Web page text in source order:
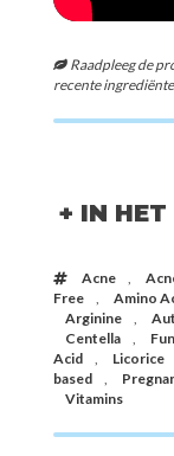
Raadpleeg de
recente
+ IN HET
Acne ,
Free
, Amino
Arginine
,
Centella
,
Acid
, Licorice
based
,
Vitamins